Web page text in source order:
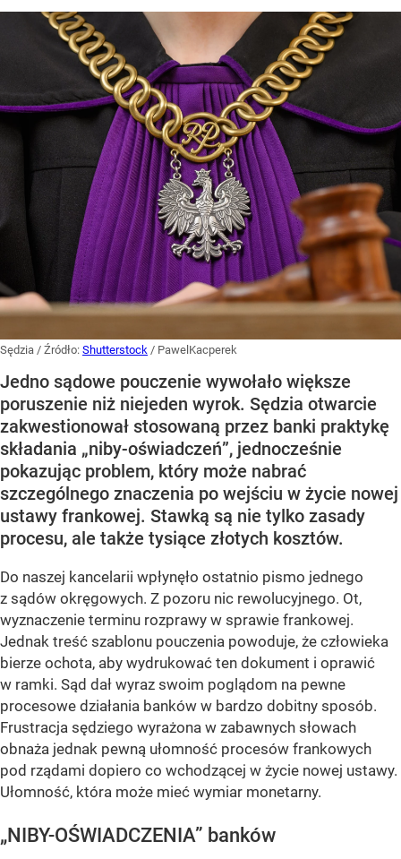
Sędzia / Źródło: Shutterstock / PawelKacperek
Jedno sądowe pouczenie wywołało większe
poruszenie niż niejeden wyrok. Sędzia otwarcie
zakwestionował stosowaną przez banki praktykę
składania „niby-oświadczeń”, jednocześnie
pokazując problem, który może nabrać
szczególnego znaczenia po wejściu w życie nowej
ustawy frankowej. Stawką są nie tylko zasady
procesu, ale także tysiące złotych kosztów.
Do naszej kancelarii wpłynęło ostatnio pismo jednego
z sądów okręgowych. Z pozoru nic rewolucyjnego. Ot,
wyznaczenie terminu rozprawy w sprawie frankowej.
Jednak treść szablonu pouczenia powoduje, że człowieka
bierze ochota, aby wydrukować ten dokument i oprawić
w ramki. Sąd dał wyraz swoim poglądom na pewne
procesowe działania banków w bardzo dobitny sposób.
Frustracja sędziego wyrażona w zabawnych słowach
obnaża jednak pewną ułomność procesów frankowych
pod rządami dopiero co wchodzącej w życie nowej ustawy.
Ułomność, która może mieć wymiar monetarny.
„NIBY-OŚWIADCZENIA” banków